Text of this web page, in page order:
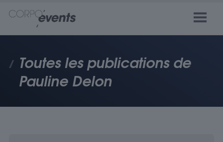
Toutes les publications de
Pauline Delon